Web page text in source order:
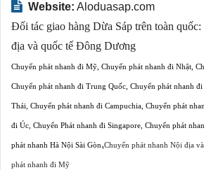
Website: Aloduasap.com
Đối tác giao hàng Dừa Sáp trên toàn quốc:
địa và quốc tế Đông Dương
Chuyển phát nhanh đi Mỹ Chuyển phát nhanh đi Nhật
Chuyển phát nhanh đi Trung Quốc Chuyển phát nhanh
Thái Chuyển phát nhanh đi Campuchia Chuyển phát
đi Úc Chuyển Phát nhanh đi Singapore Chuyển phát
phát nhanh Hà Nội Sài Gòn,Chuyển phát nhanh Nội địa
phát nhanh đi Mỹ